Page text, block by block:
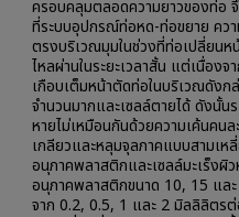
ครอบคลุมตลอดความยาวของท่อ
ที่ระบบอุปกรณ์ท่อหด-ท่อขยาย คว
ตรงบริเวณมุมในช่วงที่ท่อเปลี่ยนห
ไหลผ่านในระยะเวลาสั้น แต่เนื่อง
เกือบเต็มหน้าตัดท่อในบริเวณดังก
จำนวนมากและเซลล์ตายได้ ดังนั้น
หายไม่เหมือนกันด้วยความเค้นคน
เกลียวและหลุมจุลภาคแบบสามเห
อนุภาคพลาสติกและเซลล์มะเร็งผิ
อนุภาคพลาสติกขนาด 10, 15 และ
จาก 0.2, 0.5, 1 และ 2 มิลลิลิตร